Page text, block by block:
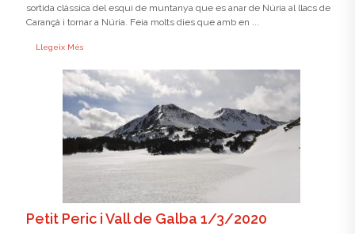
sortida clàssica del esqui de muntanya que es anar de Núria al llacs de
Carançà i tornar a Núria. Feia molts dies que amb en ...
Llegeix Més
Petit Peric i Vall de Galba 1/3/2020